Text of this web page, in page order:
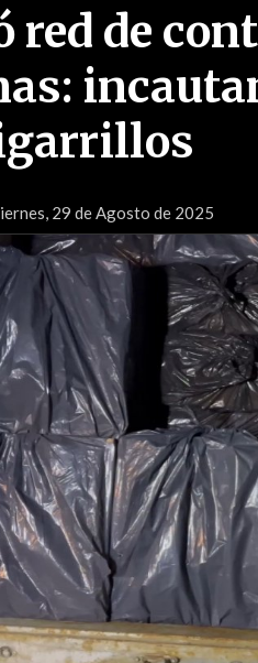
red de
29 de Agosto de 2025